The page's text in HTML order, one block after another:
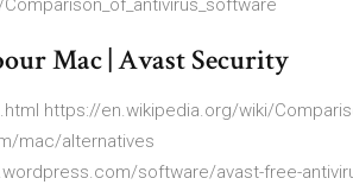
Mac | Avast Security
https://en.wikipedia.org/wiki/
mac/alternatives
software/avast-free-